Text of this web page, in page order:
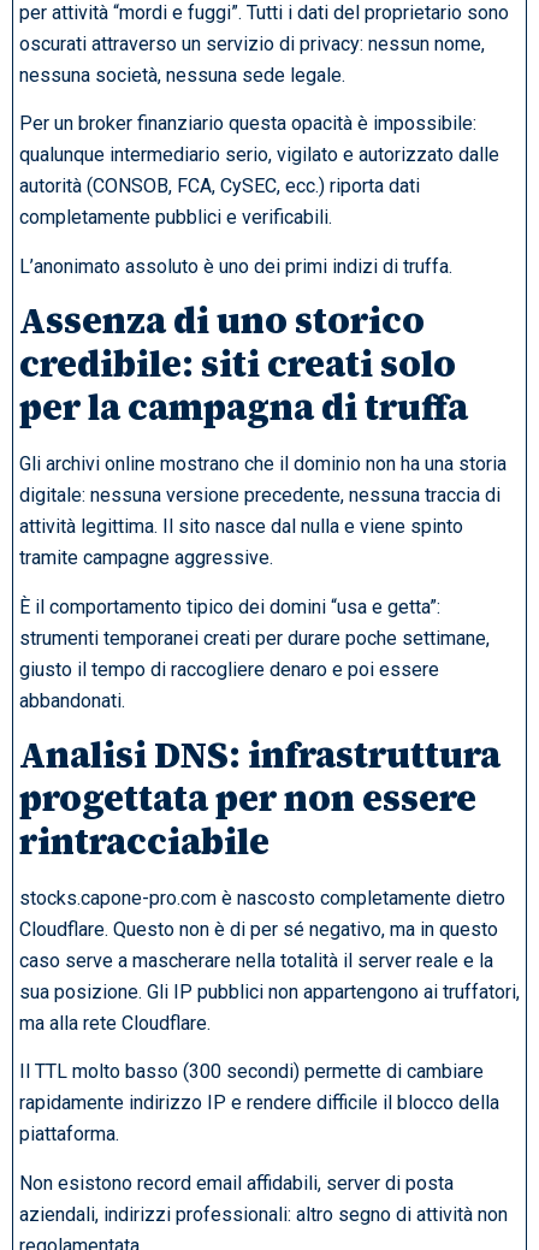
per attività “mordi e fuggi”. Tutti i dati del proprietario sono
oscurati attraverso un servizio di privacy: nessun nome,
nessuna società, nessuna sede legale.
Per un broker finanziario questa opacità è impossibile:
qualunque intermediario serio, vigilato e autorizzato dalle
autorità (CONSOB, FCA, CySEC, ecc.) riporta dati
completamente pubblici e verificabili.
L’anonimato assoluto è uno dei primi indizi di truffa.
Assenza di uno storico
credibile: siti creati solo
per la campagna di truffa
Gli archivi online mostrano che il dominio non ha una storia
digitale: nessuna versione precedente, nessuna traccia di
attività legittima. Il sito nasce dal nulla e viene spinto
tramite campagne aggressive.
È il comportamento tipico dei domini “usa e getta”:
strumenti temporanei creati per durare poche settimane,
giusto il tempo di raccogliere denaro e poi essere
abbandonati.
Analisi DNS: infrastruttura
progettata per non essere
rintracciabile
stocks.capone-pro.com è nascosto completamente dietro
Cloudflare. Questo non è di per sé negativo, ma in questo
caso serve a mascherare nella totalità il server reale e la
sua posizione. Gli IP pubblici non appartengono ai truffatori,
ma alla rete Cloudflare.
Il TTL molto basso (300 secondi) permette di cambiare
rapidamente indirizzo IP e rendere difficile il blocco della
piattaforma.
Non esistono record email affidabili, server di posta
aziendali, indirizzi professionali: altro segno di attività non